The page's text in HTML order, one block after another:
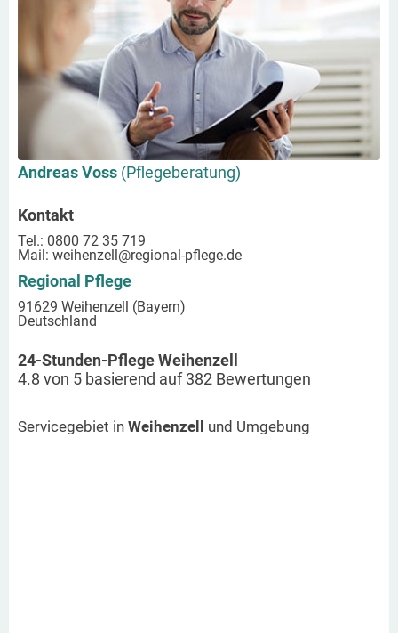
Andreas Voss (Pflegeberatung)
Kontakt
Tel.: 0800 72 35 719
Mail: weihenzell@regional-pflege.de
Regional Pflege
91629 Weihenzell (Bayern)
Deutschland
24-Stunden-Pflege Weihenzell
4.8 von 5 basierend auf382 Bewertungen
Servicegebiet in Weihenzell und Umgebung